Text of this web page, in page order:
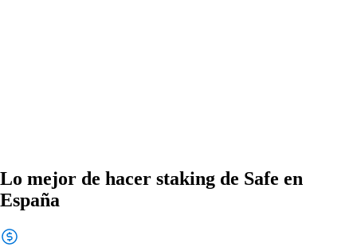
Lo mejor de hacer staking de Safe en
España